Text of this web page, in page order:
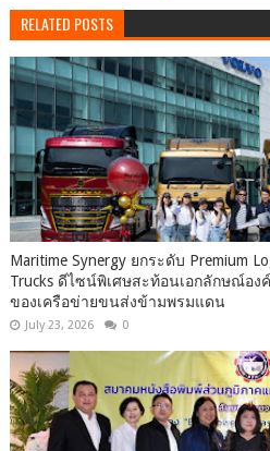
RELATED POSTS
Maritime Synergy ยกระดับ Premium
Trucks ดีไซน์พิเศษสะท้อนเอกลักษณ์อง
ของเครือข่ายขนส่งข้ามพรมแดน
July 23, 2026 0